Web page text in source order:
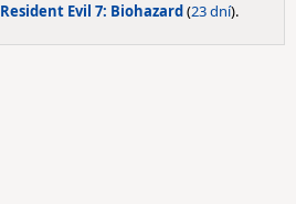
Resident Evil 7: Biohazard(23 dní).